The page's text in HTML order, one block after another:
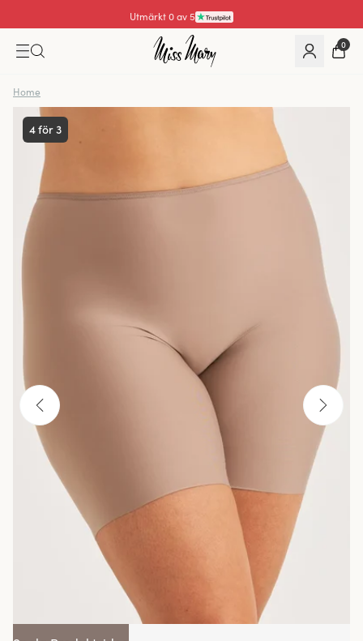
Utmärkt 4.3 av 5
0
Home
4 för 3